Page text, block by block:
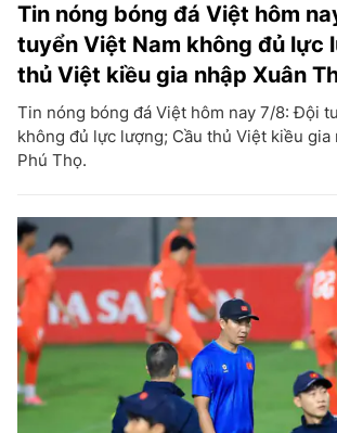
Tin nóng bóng đá Việt hôm
tuyển Việt Nam không đủ lực
thủ Việt kiều gia nhập Xuân
Tin nóng bóng đá Việt hôm nay 7/8: Đội
không đủ lực lượng; Cầu thủ Việt kiều gia
Phú Thọ.